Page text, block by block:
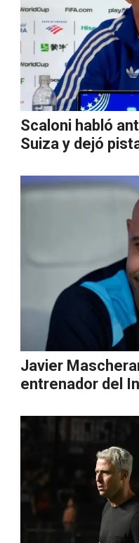
Scaloni habló
Suiza y dejó
Javier
entrenador del